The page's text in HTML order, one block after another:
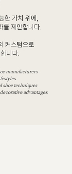
한 가치 위에,
를 제안합니다.
커스텀으로
니다.
manufacturers
shoe techniques
advantages.